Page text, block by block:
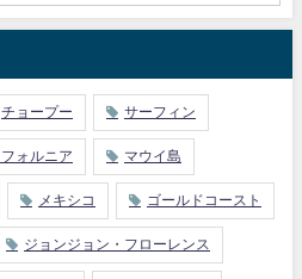
チョープー サーフィン
ォルニア マウイ島
メキシコ ゴールドコースト
ジョンジョン・フローレンス